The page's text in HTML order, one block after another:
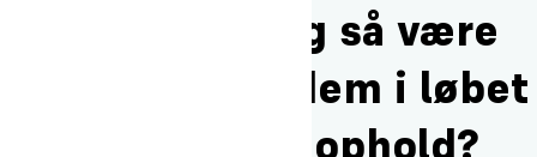
skolen. Skal jeg så være
sammen med dem i løbet
af mit højskoleophold?